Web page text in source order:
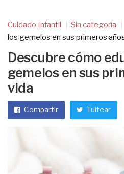
Cuidado Infantil Sin categoría
los gemelos en sus primeros
Descubre cómo
gemelos en sus
vida
Compartir Tuitear